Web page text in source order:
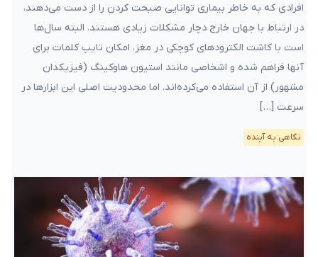
افرادی که به خاطر بیماری‌ توانایی صبحت‌ کردن را از دست می‌دهند،
در ارتباط با جهان خارج دچار مشکلات زیادی هستند. البته سال‌ها
است با کاشت الکترود‌های کوچکی در مغز، امکان تایپ کلمات برای
آنها فراهم شده و اشخاصی مانند استیون هاوکینگ (فیزیکدان
مشهور) از آن استفاده می‌کرده‌اند. اما محدودیت اصلی این ابزارها در
سرعت […]
نگاهی به آینده